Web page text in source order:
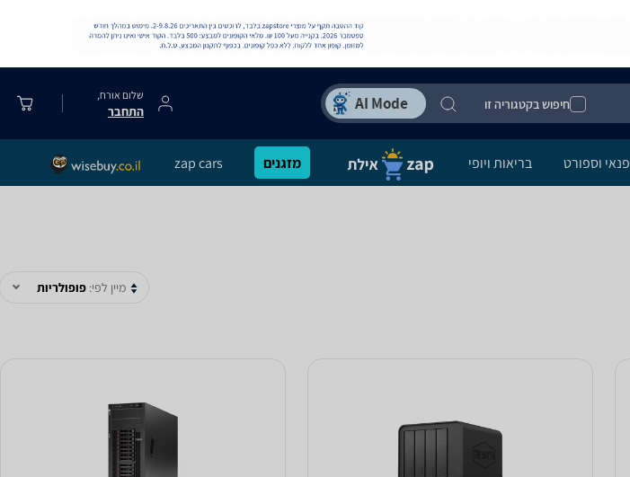
חיפוש בקטגוריה זו
שלום אורח,
התחבר
פנאי וספורט בריאות ויופי מזגנים zap cars
מיין לפי: פופולריות